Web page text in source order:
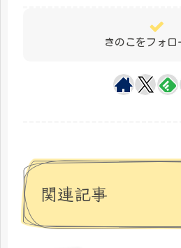
きのこをフォロ
関連記事